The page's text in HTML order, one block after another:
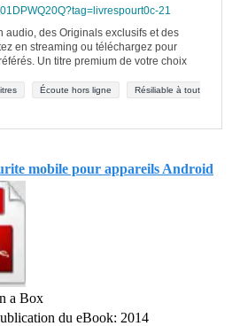
21
audio, des Originals exclusifs et des
en streaming ou téléchargez pour
Un titre premium de votre choix
Écoute hors ligne
Résiliable à tout
mobile pour appareils Android
a Box
du eBook: 2014